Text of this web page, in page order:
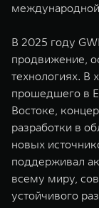
В 2025 году
продвижение,
технологиях. В
прошедшего в
Востоке,
разработки в
новых
поддерживал
всему миру,
устойчивого